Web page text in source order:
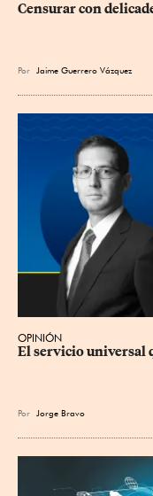
Censurar con
Por Jaime Guerrero Vázquez
OPINIÓN
El servicio universal
Por Jorge Bravo